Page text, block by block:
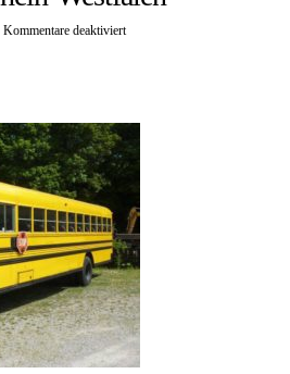
Kommentare deaktiviertfür
Gruppen:
9
Vorteile
für
sichere
Fahrten
in
Nordrhein-
Westfalen